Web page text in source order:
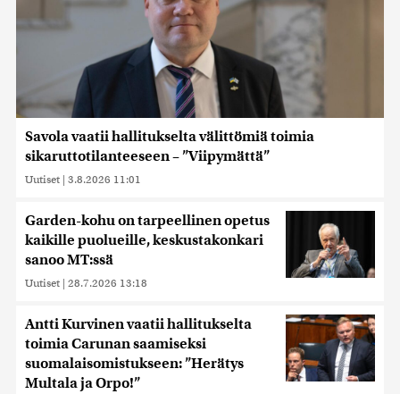
Savola vaatii hallitukselta välittömiä toimia
sikaruttotilanteeseen – ”Viipymättä”
Uutiset | 3.8.2026 11:01
Garden-kohu on tarpeellinen opetus
kaikille puolueille, keskustakonkari
sanoo MT:ssä
Uutiset | 28.7.2026 13:18
Antti Kurvinen vaatii hallitukselta
toimia Carunan saamiseksi
suomalaisomistukseen: ”Herätys
Multala ja Orpo!”